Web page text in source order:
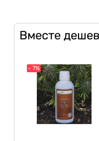
Вместе
- 7%